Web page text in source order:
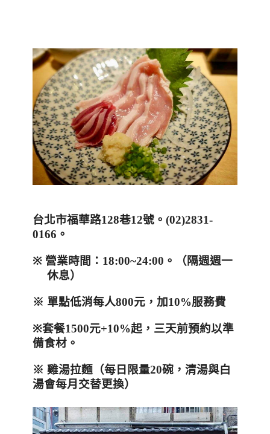
台北市福華路128巷12號 。 (02)2831-
0166 。
※ 營業時間： 18:00~24:00 。（隔週週一
休息）
※ 單點低消每人800元，加10%服務費
※套餐1500元+10%起，三天前預約以準
備食材。
※ 雞湯拉麵（每日限量20碗，清湯與白
湯會每月交替更換）